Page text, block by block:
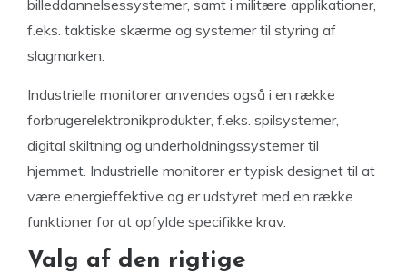
billeddannelsessystemer, samt i militære applikationer,
f.eks. taktiske skærme og systemer til styring af
slagmarken.
Industrielle monitorer anvendes også i en række
forbrugerelektronikprodukter, f.eks. spilsystemer,
digital skiltning og underholdningssystemer til
hjemmet. Industrielle monitorer er typisk designet til at
være energieffektive og er udstyret med en række
funktioner for at opfylde specifikke krav.
Valg af den rigtige